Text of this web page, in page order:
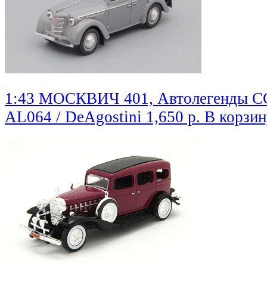
1:43 МОСКВИЧ 401, Автолегенды
AL064 / DeAgostini 1,650 р. В